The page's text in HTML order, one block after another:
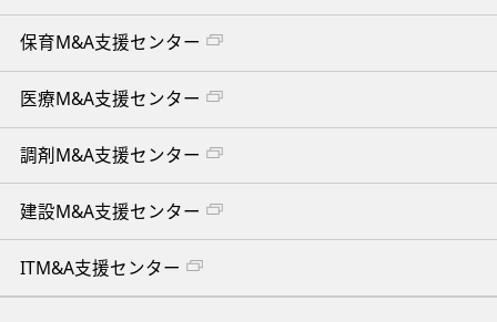
保育M&A支援センター
医療M&A支援センター
調剤M&A支援センター
建設M&A支援センター
ITM&A支援センター